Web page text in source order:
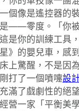
像是遙控器的
——零度。「你
你的訓練工具
》的嬰兒車，感
上驚醒，不是因
打了一個噴嚏設
滿了戲劇性的絕
營一家「平衡美